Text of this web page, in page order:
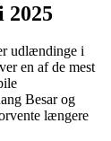
2025
udlændinge i
en af de mest
Besar og
længere